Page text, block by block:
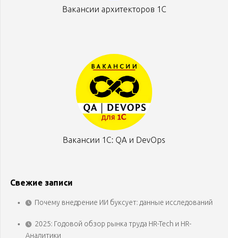
Вакансии архитекторов 1С
Вакансии 1С: QA и DevOps
Свежие записи
Почему внедрение ИИ буксует: данные исследований
2025: Годовой обзор рынка труда HR-Tech и HR-
Аналитики